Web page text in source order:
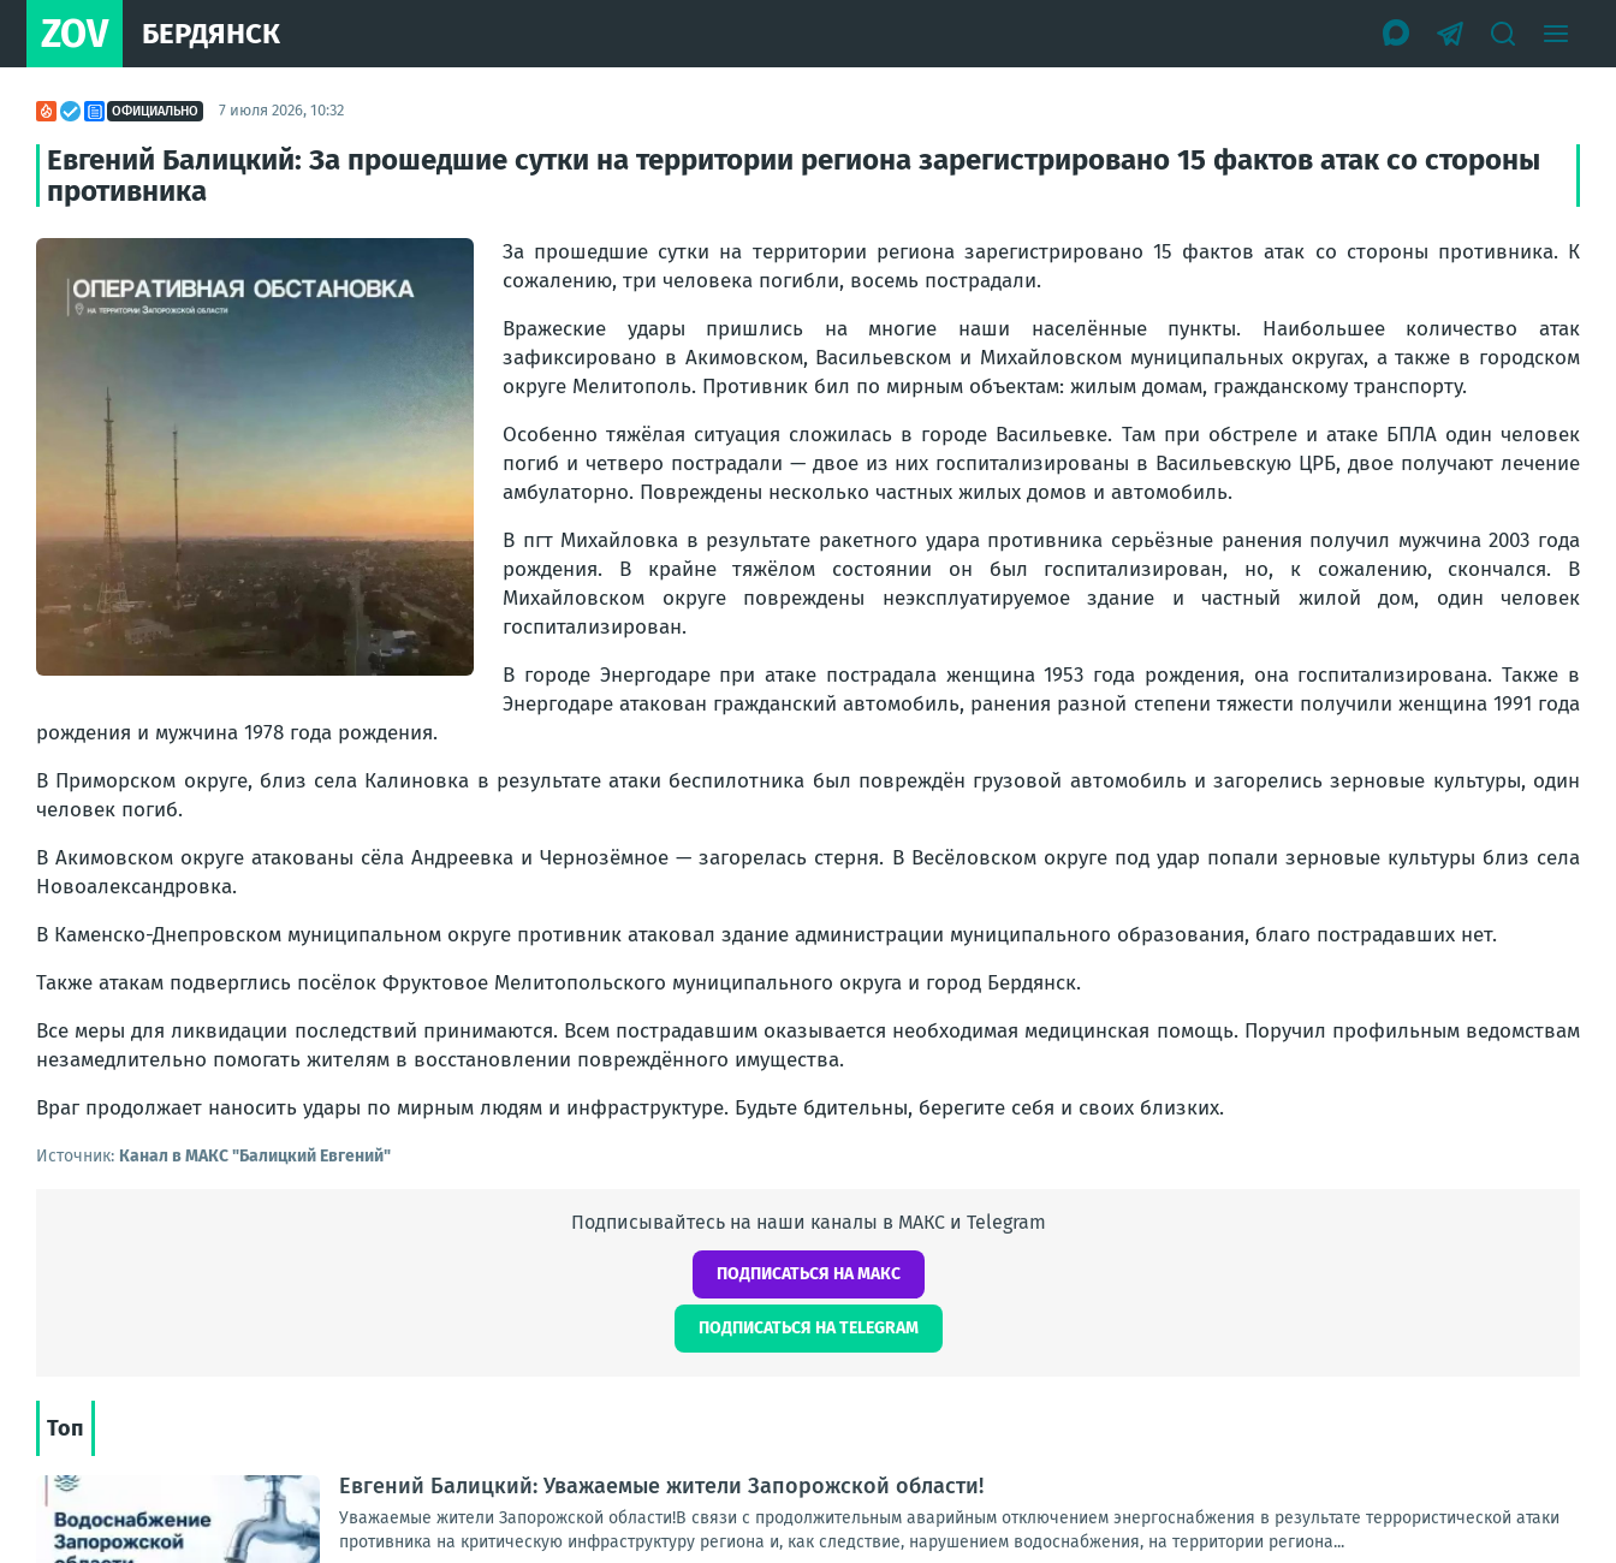
ZOV БЕРДЯНСК
ОФИЦИАЛЬНО 7 июля 2026, 10:32
Евгений Балицкий: За прошедшие сутки на территории региона зарегистрировано 15 фактов атак со стороны
противника
За прошедшие сутки на территории региона зарегистрировано 15 фактов атак со стороны противника. К
сожалению, три человека погибли, восемь пострадали.
Вражеские удары пришлись на многие наши населённые пункты. Наибольшее количество атак
зафиксировано в Акимовском, Васильевском и Михайловском муниципальных округах, а также в городском
округе Мелитополь. Противник бил по мирным объектам: жилым домам, гражданскому транспорту.
Особенно тяжёлая ситуация сложилась в городе Васильевке. Там при обстреле и атаке БПЛА один человек
погиб и четверо пострадали — двое из них госпитализированы в Васильевскую ЦРБ, двое получают лечение
амбулаторно. Повреждены несколько частных жилых домов и автомобиль.
В пгт Михайловка в результате ракетного удара противника серьёзные ранения получил мужчина 2003 года
рождения. В крайне тяжёлом состоянии он был госпитализирован, но, к сожалению, скончался. В
Михайловском округе повреждены неэксплуатируемое здание и частный жилой дом, один человек
госпитализирован.
В городе Энергодаре при атаке пострадала женщина 1953 года рождения, она госпитализирована. Также в
Энергодаре атакован гражданский автомобиль, ранения разной степени тяжести получили женщина 1991 года
рождения и мужчина 1978 года рождения.
В Приморском округе, близ села Калиновка в результате атаки беспилотника был повреждён грузовой автомобиль и загорелись зерновые культуры, один
человек погиб.
В Акимовском округе атакованы сёла Андреевка и Чернозёмное — загорелась стерня. В Весёловском округе под удар попали зерновые культуры близ села
Новоалександровка.
В Каменско-Днепровском муниципальном округе противник атаковал здание администрации муниципального образования, благо пострадавших нет.
Также атакам подверглись посёлок Фруктовое Мелитопольского муниципального округа и город Бердянск.
Все меры для ликвидации последствий принимаются. Всем пострадавшим оказывается необходимая медицинская помощь. Поручил профильным ведомствам
незамедлительно помогать жителям в восстановлении повреждённого имущества.
Враг продолжает наносить удары по мирным людям и инфраструктуре. Будьте бдительны, берегите себя и своих близких.
Источник: Канал в МАКС "Балицкий Евгений"
Подписывайтесь на наши каналы в МАКС и Telegram
ПОДПИСАТЬСЯ НА МАКС
ПОДПИСАТЬСЯ НА TELEGRAM
Топ
Евгений Балицкий: Уважаемые жители Запорожской области!
Уважаемые жители Запорожской области!В связи с продолжительным аварийным отключением энергоснабжения в результате террористической атаки
противника на критическую инфраструктуру региона и, как следствие, нарушением водоснабжения, на территории региона...